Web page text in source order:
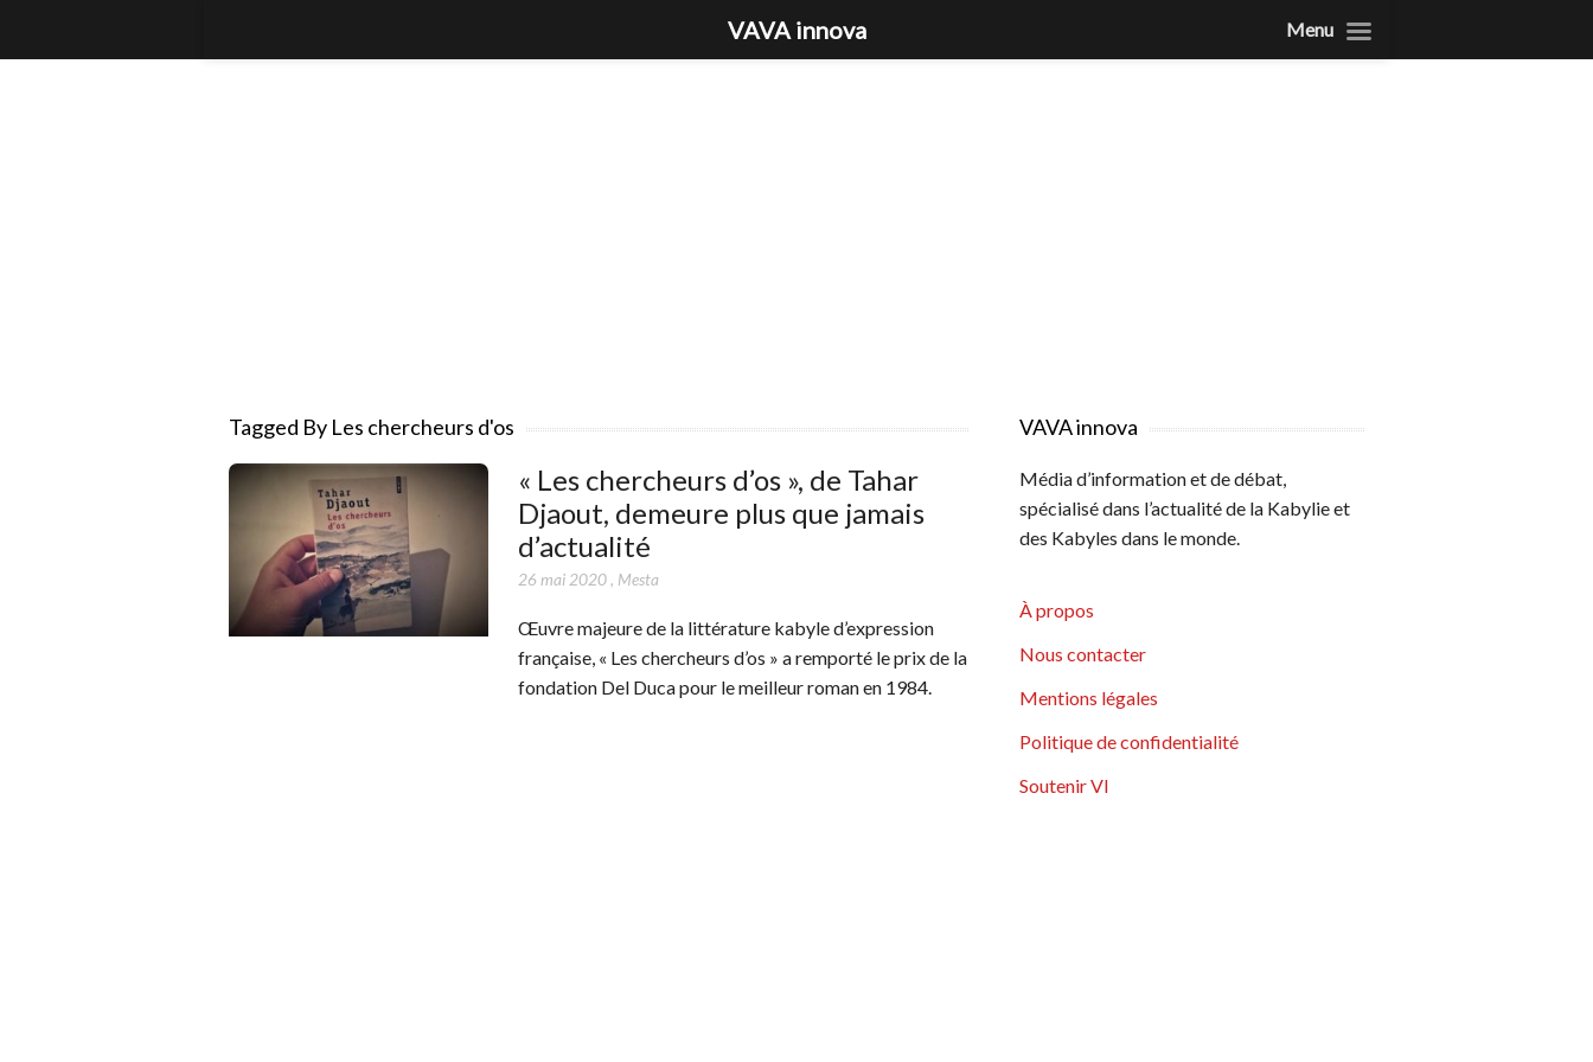
Tagged By Les chercheurs d'os
« Les chercheurs d’os », de Tahar
Djaout, demeure plus que jamais
d’actualité
26 mai 2020, Mesta
Œuvre majeure de la littérature kabyle d’expression
française, « Les chercheurs d’os » a remporté le prix de la
fondation Del Duca pour le meilleur roman en 1984.
VAVA innova
Média d’information et de débat,
spécialisé dans l’actualité de la Kabylie et
des Kabyles dans le monde.
À propos
Nous contacter
Mentions légales
Politique de confidentialité
Soutenir VI
VAVA innova Menu